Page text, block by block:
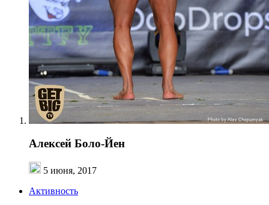
Алексей Боло-Йен
5 июня, 2017
Активность